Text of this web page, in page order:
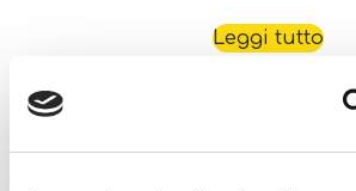
Leggi tutto